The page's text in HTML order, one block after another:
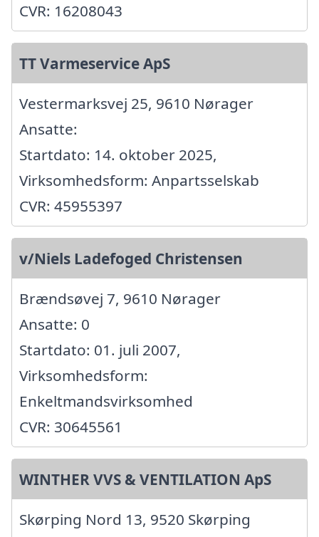
CVR: 16208043
TT Varmeservice ApS
Vestermarksvej 25, 9610 Nørager
Ansatte:
Startdato: 14. oktober 2025,
Virksomhedsform: Anpartsselskab
CVR: 45955397
v/Niels Ladefoged Christensen
Brændsøvej 7, 9610 Nørager
Ansatte: 0
Startdato: 01. juli 2007,
Virksomhedsform:
Enkeltmandsvirksomhed
CVR: 30645561
WINTHER VVS & VENTILATION ApS
Skørping Nord 13, 9520 Skørping